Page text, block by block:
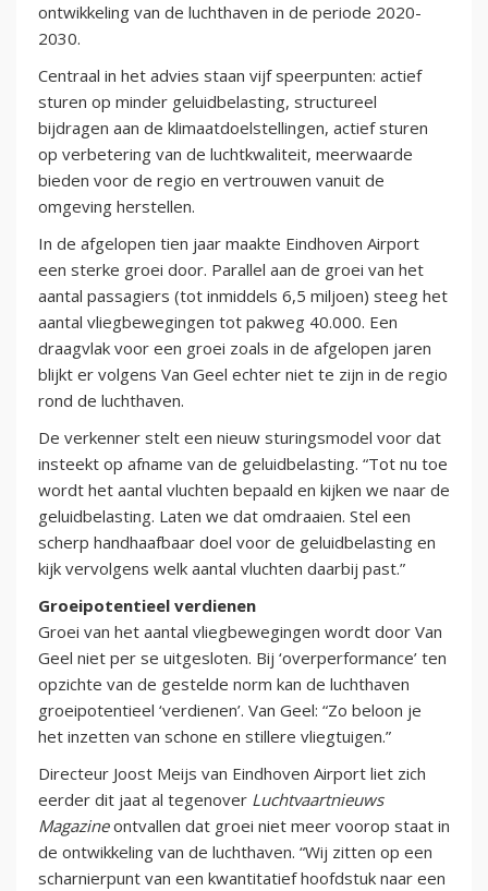
ontwikkeling van de luchthaven in de periode 2020-
2030.
Centraal in het advies staan vijf speerpunten: actief
sturen op minder geluidbelasting, structureel
bijdragen aan de klimaatdoelstellingen, actief sturen
op verbetering van de luchtkwaliteit, meerwaarde
bieden voor de regio en vertrouwen vanuit de
omgeving herstellen.
In de afgelopen tien jaar maakte Eindhoven Airport
een sterke groei door. Parallel aan de groei van het
aantal passagiers (tot inmiddels 6,5 miljoen) steeg het
aantal vliegbewegingen tot pakweg 40.000. Een
draagvlak voor een groei zoals in de afgelopen jaren
blijkt er volgens Van Geel echter niet te zijn in de regio
rond de luchthaven.
De verkenner stelt een nieuw sturingsmodel voor dat
insteekt op afname van de geluidbelasting. “Tot nu toe
wordt het aantal vluchten bepaald en kijken we naar de
geluidbelasting. Laten we dat omdraaien. Stel een
scherp handhaafbaar doel voor de geluidbelasting en
kijk vervolgens welk aantal vluchten daarbij past.”
Groeipotentieel verdienen
Groei van het aantal vliegbewegingen wordt door Van
Geel niet per se uitgesloten. Bij ‘overperformance’ ten
opzichte van de gestelde norm kan de luchthaven
groeipotentieel ‘verdienen’. Van Geel: “Zo beloon je
het inzetten van schone en stillere vliegtuigen.”
Directeur Joost Meijs van Eindhoven Airport liet zich
eerder dit jaat al tegenover Luchtvaartnieuws
Magazineontvallen dat groei niet meer voorop staat in
de ontwikkeling van de luchthaven. “Wij zitten op een
scharnierpunt van een kwantitatief hoofdstuk naar een